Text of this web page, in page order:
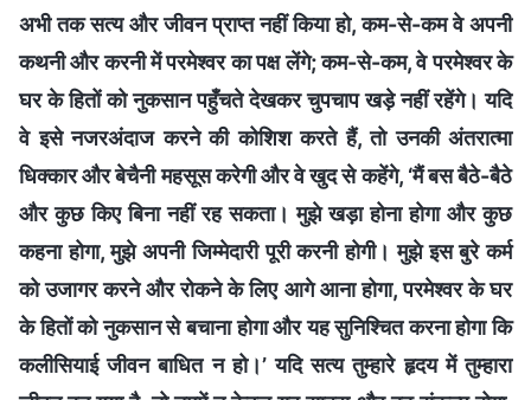
अभी तक सत्य और जीवन प्राप्त नहीं किया हो, कम-से-कम वे अपनी
कथनी और करनी में परमेश्वर का पक्ष लेंगे; कम-से-कम, वे परमेश्वर के
घर के हितों को नुकसान पहुँचते देखकर चुपचाप खड़े नहीं रहेंगे। यदि
वे इसे नजरअंदाज करने की कोशिश करते हैं, तो उनकी अंतरात्मा
धिक्कार और बेचैनी महसूस करेगी और वे खुद से कहेंगे, ‘मैं बस बैठे-बैठे
और कुछ किए बिना नहीं रह सकता। मुझे खड़ा होना होगा और कुछ
कहना होगा, मुझे अपनी जिम्मेदारी पूरी करनी होगी। मुझे इस बुरे कर्म
को उजागर करने और रोकने के लिए आगे आना होगा, परमेश्वर के घर
के हितों को नुकसान से बचाना होगा और यह सुनिश्चित करना होगा कि
कलीसियाई जीवन बाधित न हो।’ यदि सत्य तुम्हारे हृदय में तुम्हारा